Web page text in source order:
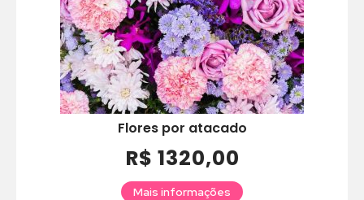
Flores por atacado
R$ 1320,00
Mais informações